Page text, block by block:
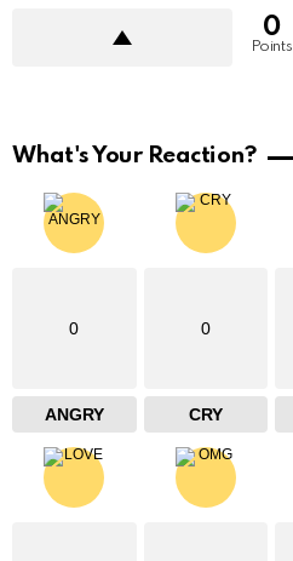
0
Points
What's Your Reaction?
0
ANGRY
0
CRY